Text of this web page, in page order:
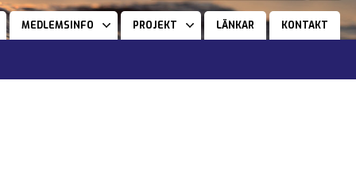
MEDLEMSINFO PROJEKT LÄNKAR KONTAKT